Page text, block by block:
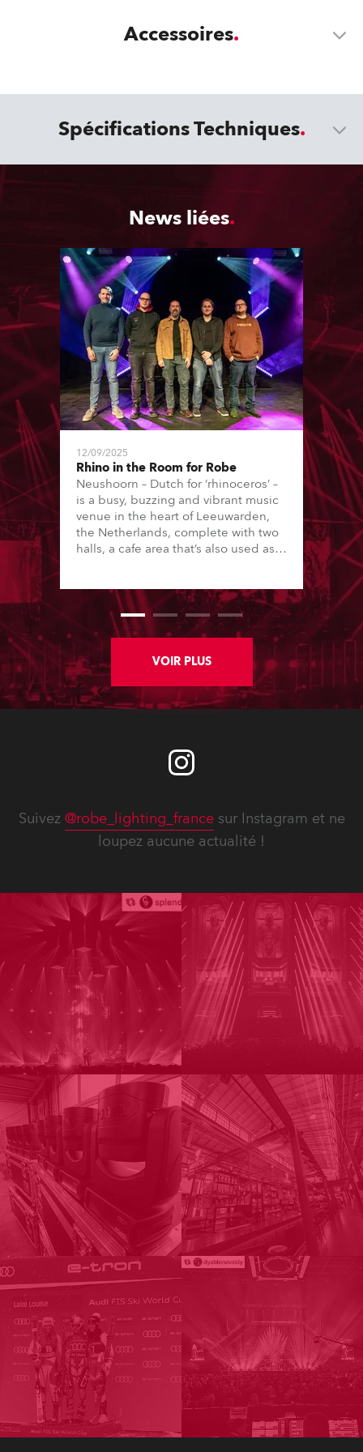
Accessoires
Spécifications Techniques
News liées
12/09/2025
Rhino in the Room for Robe
Neushoorn – Dutch for ‘rhinoceros’ –
is a busy, buzzing and vibrant music
venue in the heart of Leeuwarden,
the Netherlands, complete with two
halls, a cafe area that’s also used as a
ties with local vocational college,
Firda, which focuses on music,
drama, theatre and the arts, running
both technical and creative courses.
VOIR PLUS
Suivez @robe_lighting_francesur Instagram et ne
loupez aucune actualité !